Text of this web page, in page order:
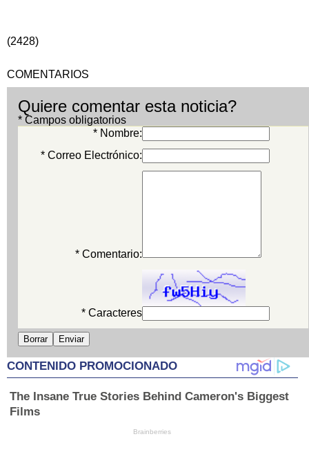
(2428)
COMENTARIOS
Quiere comentar esta noticia?
* Campos obligatorios
* Nombre:
* Correo Electrónico:
* Comentario:
* Caracteres